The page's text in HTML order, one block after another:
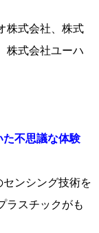
株式会社、株式
株式会社ユーハ
不思議な体験
ンシング技術を
ラスチックがも